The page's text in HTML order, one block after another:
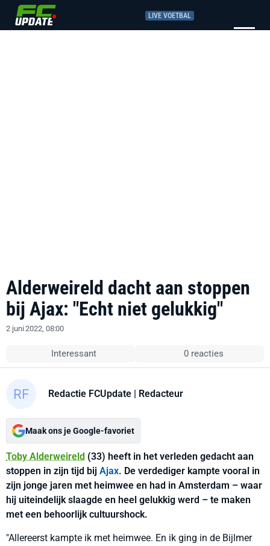
LIVE VOETBAL
Alderweireld dacht aan stoppen
bij Ajax: "Echt niet gelukkig"
2 juni 2022, 08:00
Interessant 0 reacties
Redactie FCUpdate | Redacteur
Maak ons je Google-favoriet
Toby Alderweireld (33) heeft in het verleden gedacht aan
stoppen in zijn tijd bij Ajax. De verdediger kampte vooral in
zijn jonge jaren met heimwee en had in Amsterdam – waar
hij uiteindelijk slaagde en heel gelukkig werd – te maken
met een behoorlijk cultuurshock.
"Allereerst kampte ik met heimwee. En ik ging in de Bijlmer